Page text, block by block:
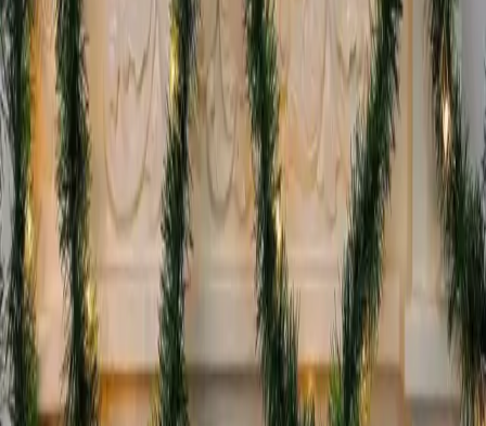
Bu şerit yılbaşı ağaçlarının süslenmesi salon dekorasyonu bahçe ve
balkon süslemeleri veya özel etkinlikler için idealdir. Özellikle doğal
ve samimi bir atmosfer yaratmak isteyenler için tercih edilebilir. Işıklı
yapısı ve yeşil renk tonlarıyla doğa temalı veya rustik
dekorasyonlara uyum sağlar.
Sonuç ve Tavsiyeler
Huzur Party Store'un bu 5 metre uzunluğundaki yeşil çam dalı şeridi
estetik ve fonksiyonellik açısından çeşitli avantajlar sunar. Ancak
ürünle ilgili yaşanmış bazı teknik sorunlar göz önüne alınmış
olduğunda satın almadan önce kullanıcı yorumlarını dikkatle
incelemek faydalı olacaktır. Kaliteli malzeme ve dekoratif
özellikleriyle yılbaşı ve özel günlerde ortamınıza sıcaklık katmak
isteyenler için ideal bir tercih olabilir.
Fiyat Bilgileri
Farklı platformlardaki fiyat trendleri
🛒Hepsiburada Trendyol
Seçili Platform: Trendyol